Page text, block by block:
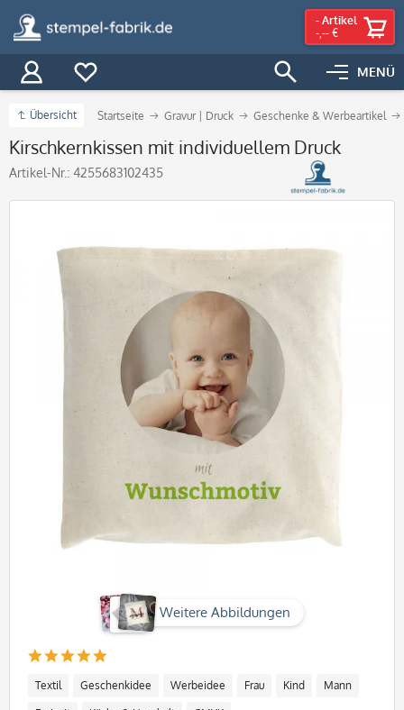
MENÜ
- Artikel
-,-- €
Übersicht Startseite Gravur | Druck Geschenke & Werbeartikel
Kirschkernkissen mit individuellem Druck
Artikel-Nr.: 4255683102435
Weitere Abbildungen
Textil Geschenkidee Werbeidee Frau Kind Mann